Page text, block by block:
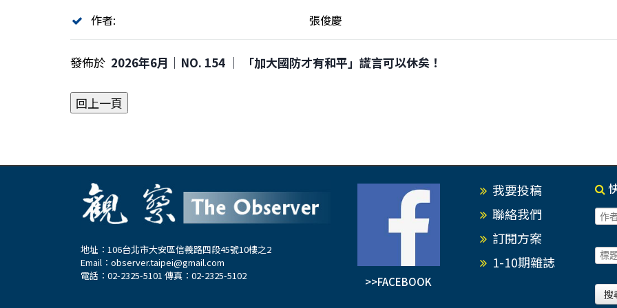
作者: 張俊慶
發佈於 2026年6月｜NO. 154 │ 「加大國防才有和平」謊言可以休矣！
地址：106台北市大安區信義路四段45號10樓之2
Email： observer.taipei@gmail.com
電話：02-2325-5101 傳真：02-2325-5102
>>FACEBOOK
我要投稿
聯絡我們
訂閱方案
1-10期雜誌